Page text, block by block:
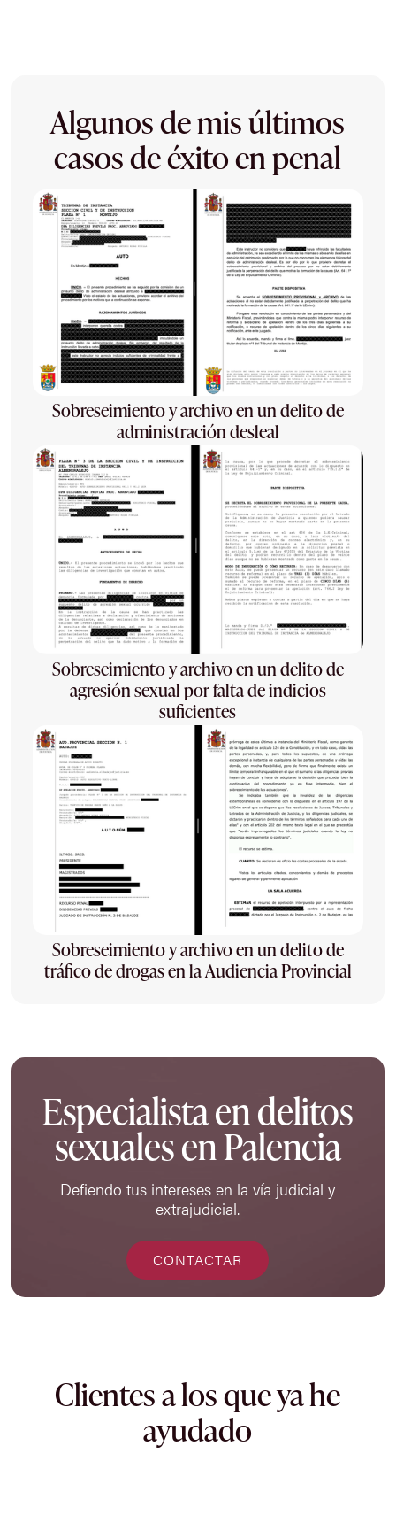
Algunos de mis últimos
casos de éxito en penal
Sobreseimiento y archivo en un delito de
administración desleal
Sobreseimiento y archivo en un delito de
agresión sexual por falta de indicios
suficientes
Sobreseimiento y archivo en un delito de
tráfico de drogas en la Audiencia Provincial
Especialista en delitos
sexuales en Palencia
Defiendo tus intereses en la vía judicial y
extrajudicial.
CONTACTAR
Clientes a los que ya he
ayudado